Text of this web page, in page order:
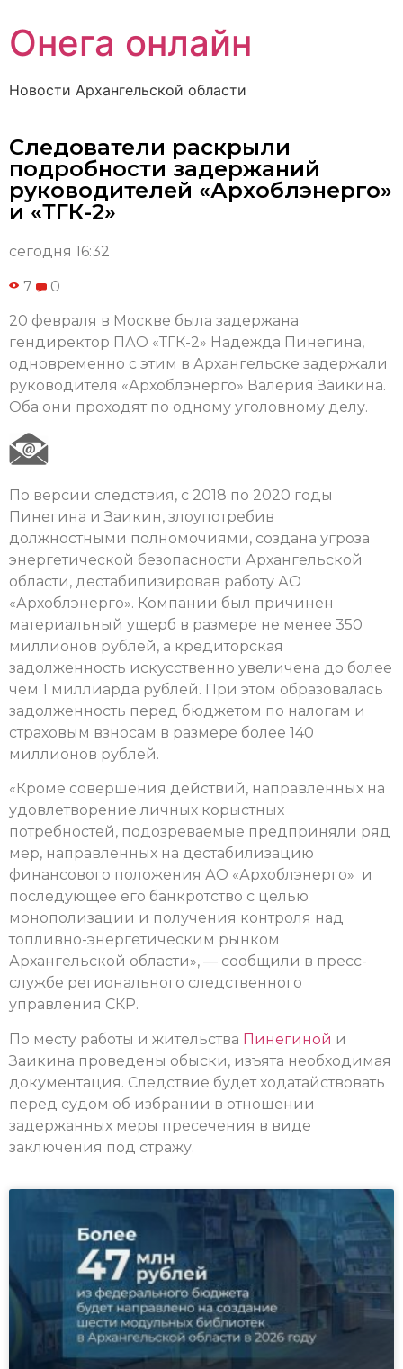
Онега онлайн
Новости Архангельской области
Следователи раскрыли
подробности задержаний
руководителей «Архоблэнерго»
и «ТГК-2»
сегодня 16:32
7 0
20 февраля в Москве была задержана
гендиректор ПАО «ТГК-2» Надежда Пинегина,
одновременно с этим в Архангельске задержали
руководителя «Архоблэнерго» Валерия Заикина.
Оба они проходят по одному уголовному делу.
По версии следствия, с 2018 по 2020 годы
Пинегина и Заикин, злоупотребив
должностными полномочиями, создана угроза
энергетической безопасности Архангельской
области, дестабилизировав работу АО
«Архоблэнерго». Компании был причинен
материальный ущерб в размере не менее 350
миллионов рублей, а кредиторская
задолженность искусственно увеличена до более
чем 1 миллиарда рублей. При этом образовалась
задолженность перед бюджетом по налогам и
страховым взносам в размере более 140
миллионов рублей.
«Кроме совершения действий, направленных на
удовлетворение личных корыстных
потребностей, подозреваемые предприняли ряд
мер, направленных на дестабилизацию
финансового положения АО «Архоблэнерго» и
последующее его банкротство с целью
монополизации и получения контроля над
топливно-энергетическим рынком
Архангельской области», — сообщили в пресс-
службе регионального следственного
управления СКР.
По месту работы и жительства Пинегиной и
Заикина проведены обыски, изъята необходимая
документация. Следствие будет ходатайствовать
перед судом об избрании в отношении
задержанных меры пресечения в виде
заключения под стражу.